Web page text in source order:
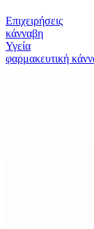
Επιχειρήσεις
κάνναβη
Υγεία
φαρμακευτική